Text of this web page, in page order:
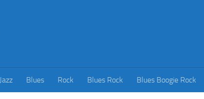
Jazz Blues Rock Blues Rock Blues Boogie Rock